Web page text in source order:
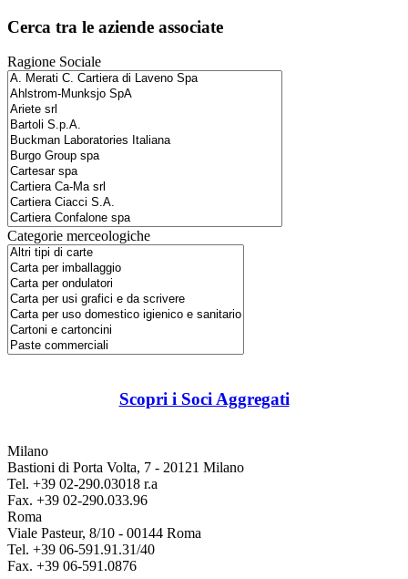
Cerca tra le aziende associate
Ragione Sociale
Categorie merceologiche
Scopri i Soci Aggregati
Milano
Bastioni di Porta Volta, 7 - 20121 Milano
Tel. +39 02-290.03018 r.a
Fax. +39 02-290.033.96
Roma
Viale Pasteur, 8/10 - 00144 Roma
Tel. +39 06-591.91.31/40
Fax. +39 06-591.0876